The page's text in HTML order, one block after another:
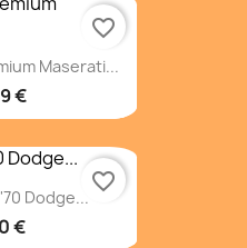
Maserati...
€
favorite_border
Dodge...
€
favorite_border